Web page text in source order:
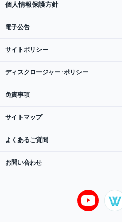
個人情報保護方針
電子公告
サイトポリシー
ディスクロージャー･ポリシー
免責事項
サイトマップ
よくあるご質問
お問い合わせ